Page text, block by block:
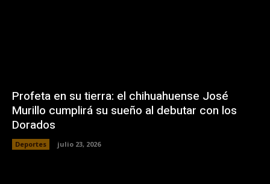
Profeta en su tierra: el chihuahuense José
Murillo cumplirá su sueño al debutar con los
Dorados
Deportes julio 23, 2026